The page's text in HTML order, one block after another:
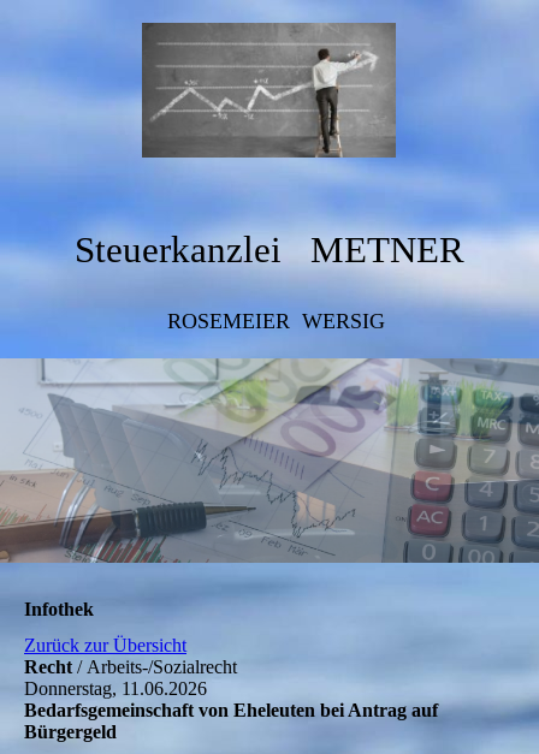
Steuerkanzlei METNER
ROSEMEIER WERSIG
Infothek
Zurück zur Übersicht
Recht / Arbeits-/Sozialrecht
Donnerstag, 11.06.2026
Bedarfsgemeinschaft von Eheleuten bei Antrag auf
Bürgergeld